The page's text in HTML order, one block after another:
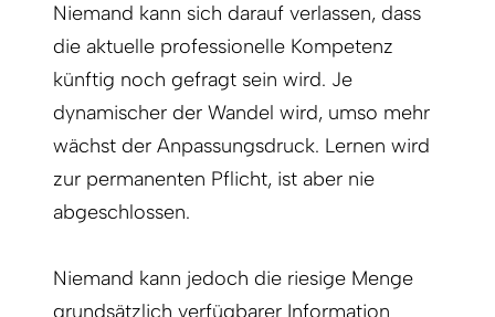
Niemand kann sich darauf verlassen, dass
die aktuelle professionelle Kompetenz
künftig noch gefragt sein wird. Je
dynamischer der Wandel wird, umso mehr
wächst der Anpassungsdruck. Lernen wird
zur permanenten Pflicht, ist aber nie
abgeschlossen.
Niemand kann jedoch die riesige Menge
grundsätzlich verfügbarer Information